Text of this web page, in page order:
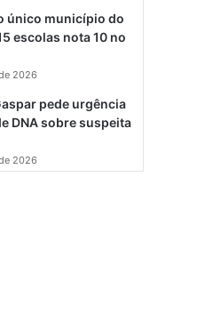
único município do
escolas nota 10 no
2026
pede urgência
DNA sobre suspeita
2026